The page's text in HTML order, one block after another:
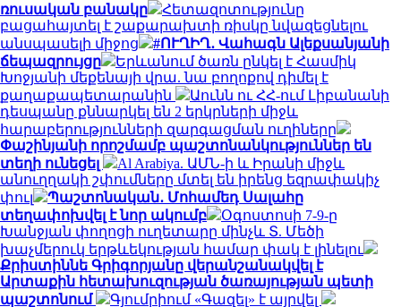
ռուսական բանակը
Հետազոտությունը
բացահայտել է շաքարախտի ռիսկը նվազեցնելու
անսպասելի միջոց
#ՈՒՂԻՂ․ Վահագն Ալեքսանյանի
ճեպազրույցը
Երևանում ծառն ընկել է Հասմիկ
Խոջյանի մեքենայի վրա. նա բողոքով դիմել է
քաղաքապետարանին
Աունն ու ՀՀ-ում Լիբանանի
դեսպանը քննարկել են 2 երկրների միջև
հարաբերությունների զարգացման ուղիները
Փաշինյանի որոշմամբ պաշտոնանկություններ են
տեղի ունեցել
Al Arabiya. ԱՄՆ-ի և Իրանի միջև
անուղղակի շփումները մտել են իրենց եզրափակիչ
փուլ
Պաշտոնական․ Մոհամեդ Սալահը
տեղափոխվել է նոր ակումբ
Օգոստոսի 7-9-ը
Խանջյան փողոցի ուղետարը մինչև Տ. Մեծի
խաչմերուկ երթևեկության համար փակ է լինելու
Քրիստիննե Գրիգորյանը վերանշանակվել է
Արտաքին հետախուզության ծառայության պետի
պաշտոնում
Գյումրիում «Գազել» է այրվել